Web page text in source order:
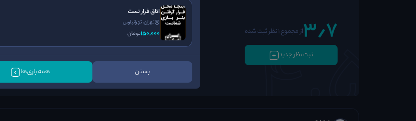
3٫7از مجموع 1 نظر ثبت شده
ثبت نظر جدید
فضا سازی
4
/5
داستان
/5
سرگرمی
2
اجرای بازی
3
/5
اتاق فرار تست
تهران، تهرانپارس
150٬000تومان
بستن همه بازی‌ها